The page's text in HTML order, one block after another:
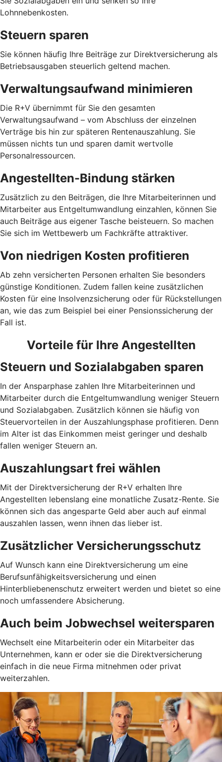
Lohnnebenkosten.
Steuern sparen
Sie können häufig Ihre Beiträge zur Direktversicherung als
Betriebsausgaben steuerlich geltend machen.
Verwaltungsaufwand minimieren
Die R+V übernimmt für Sie den gesamten
Verwaltungsaufwand – vom Abschluss der einzelnen
Verträge bis hin zur späteren Rentenauszahlung. Sie
müssen nichts tun und sparen damit wertvolle
Personalressourcen.
Angestellten-Bindung stärken
Zusätzlich zu den Beiträgen, die Ihre Mitarbeiterinnen und
Mitarbeiter aus Entgeltumwandlung einzahlen, können Sie
auch Beiträge aus eigener Tasche beisteuern. So machen
Sie sich im Wettbewerb um Fachkräfte attraktiver.
Von niedrigen Kosten profitieren
Ab zehn versicherten Personen erhalten Sie besonders
günstige Konditionen. Zudem fallen keine zusätzlichen
Kosten für eine Insolvenzsicherung oder für Rückstellungen
an, wie das zum Beispiel bei einer Pensionssicherung der
Fall ist.
Vorteile für Ihre Angestellten
Steuern und Sozialabgaben sparen
In der Ansparphase zahlen Ihre Mitarbeiterinnen und
Mitarbeiter durch die Entgeltumwandlung weniger Steuern
und Sozialabgaben. Zusätzlich können sie häufig von
Steuervorteilen in der Auszahlungsphase profitieren. Denn
im Alter ist das Einkommen meist geringer und deshalb
fallen weniger Steuern an.
Auszahlungsart frei wählen
Mit der Direktversicherung der R+V erhalten Ihre
Angestellten lebenslang eine monatliche Zusatz-Rente. Sie
können sich das angesparte Geld aber auch auf einmal
auszahlen lassen, wenn ihnen das lieber ist.
Zusätzlicher Versicherungsschutz
Auf Wunsch kann eine Direktversicherung um eine
Berufsunfähigkeitsversicherung und einen
Hinterbliebenenschutz erweitert werden und bietet so eine
noch umfassendere Absicherung.
Auch beim Jobwechsel weitersparen
Wechselt eine Mitarbeiterin oder ein Mitarbeiter das
Unternehmen, kann er oder sie die Direktversicherung
einfach in die neue Firma mitnehmen oder privat
weiterzahlen.